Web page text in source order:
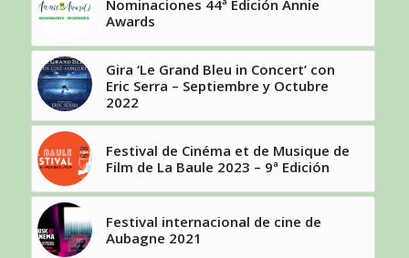
Nominaciones 44ª Edición Annie
Awards
Gira ‘Le Grand Bleu in Concert’ con
Eric Serra – Septiembre y Octubre
2022
Festival de Cinéma et de Musique de
Film de La Baule 2023 – 9ª Edición
Festival internacional de cine de
Aubagne 2021